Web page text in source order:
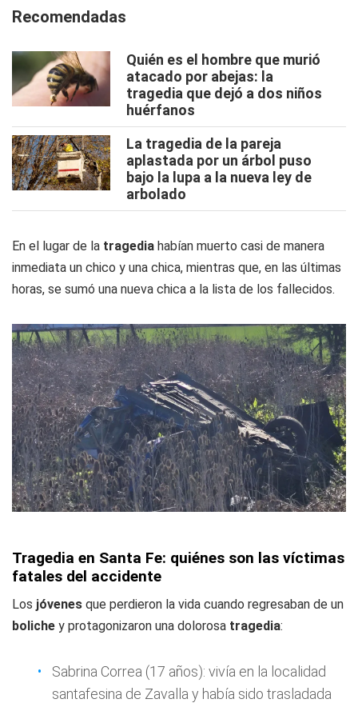
Recomendadas
Quién es el hombre que murió
atacado por abejas: la
tragedia que dejó a dos niños
huérfanos
La tragedia de la pareja
aplastada por un árbol puso
bajo la lupa a la nueva ley de
arbolado
En el lugar de la tragedia habían muerto casi de manera
inmediata un chico y una chica, mientras que, en las últimas
horas, se sumó una nueva chica a la lista de los fallecidos.
Tragedia en Santa Fe: quiénes son las víctimas
fatales del accidente
Los jóvenes que perdieron la vida cuando regresaban de un
boliche y protagonizaron una dolorosa tragedia:
Sabrina Correa (17 años): vivía en la localidad
santafesina de Zavalla y había sido trasladada